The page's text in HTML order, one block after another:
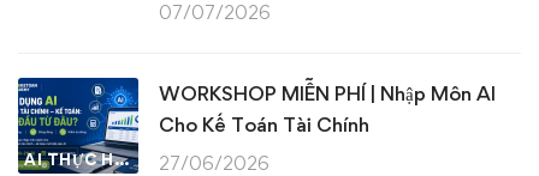
07/07/2026
AI THỰC HÀNH
WORKSHOP MIỄN PHÍ | Nhập Môn AI
Cho Kế Toán Tài Chính
27/06/2026